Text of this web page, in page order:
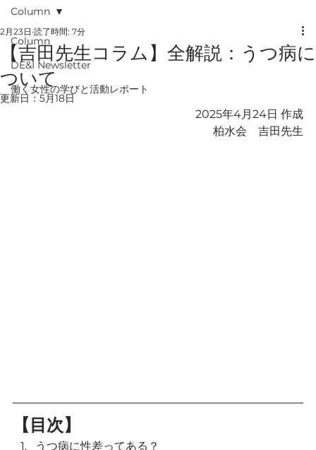
Column
DE&I Newsletter
働く女性の学びと活動レポート
Column
【吉田先生コラム】全解説：うつ病に
ついて
2月23日 読了時間: 7分
更新日：5月18日
2025年4月24日 作成
柏水会　吉田先生
【目次】
うつ病に性差ってある？